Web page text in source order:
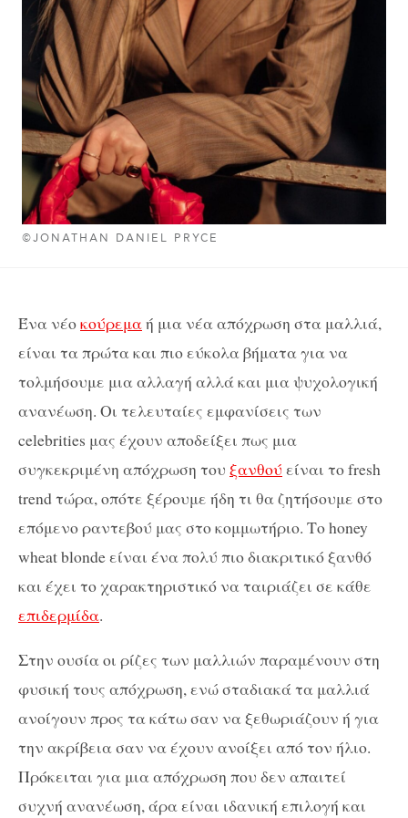
©JONATHAN DANIEL PRYCE
Ένα νέοκούρεμαή μια νέα απόχρωση στα μαλλιά,
είναι τα πρώτα και πιο εύκολα βήματα για να
τολμήσουμε μια αλλαγή αλλά και μια ψυχολογική
ανανέωση. Οι τελευταίες εμφανίσεις των
celebrities μας έχουν αποδείξει πως μια
συγκεκριμένη απόχρωση του ξανθού είναι το fresh
trend τώρα, οπότε ξέρουμε ήδη τι θα ζητήσουμε στο
επόμενο ραντεβού μας στο κομμωτήριο. Το honey
wheat blonde είναι ένα πολύ πιο διακριτικό ξανθό
και έχει το χαρακτηριστικό να ταιριάζει σε κάθε
επιδερμίδα.
Στην ουσία οι ρίζες των μαλλιών παραμένουν στη
φυσική τους απόχρωση, ενώ σταδιακά τα μαλλιά
ανοίγουν προς τα κάτω σαν να ξεθωριάζουν ή για
την ακρίβεια σαν να έχουν ανοίξει από τον ήλιο.
Πρόκειται για μια απόχρωση που δεν απαιτεί
συχνή ανανέωση, άρα είναι ιδανική επιλογή και